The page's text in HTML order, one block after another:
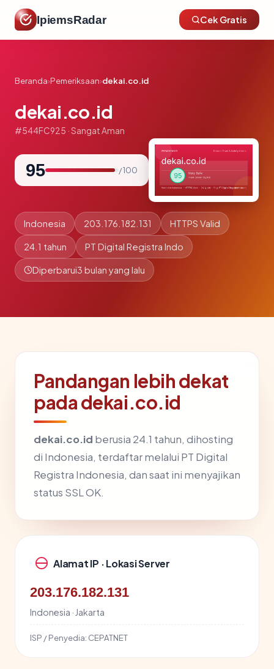
IpiemsRadar Cek Gratis
Beranda›Pemeriksaan›dekai.co.id
dekai.co.id
#544FC925 · Sangat Aman
95 / 100
Indonesia 203.176.182.131 HTTPS Valid
24.1 tahun PT Digital Registra Indo
Diperbarui3 bulan yang lalu
Pandangan lebih dekat
pada dekai.co.id
dekai.co.id berusia 24.1 tahun, dihosting
di Indonesia, terdaftar melalui PT Digital
Registra Indonesia, dan saat ini menyajikan
status SSL OK.
Alamat IP · Lokasi Server
203.176.182.131
Indonesia · Jakarta
ISP / Penyedia: CEPATNET